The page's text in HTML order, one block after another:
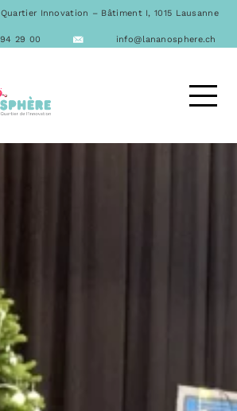
Quartier Innovation – Bâtiment I, 1015 Lausanne
29 00 info@lananosphere.ch
ACTIVITÉS
D’ACCUEIL